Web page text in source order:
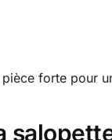
forte pour